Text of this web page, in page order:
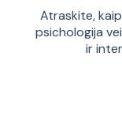
Atraskite,
psichologija
ir